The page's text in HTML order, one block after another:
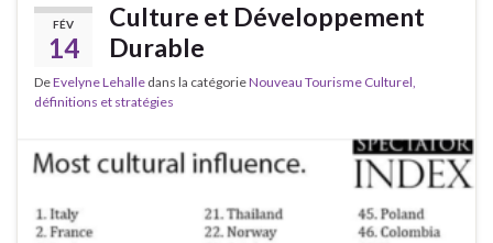
FÉV
14
Culture et Développement
Durable
DeEvelyne Lehalle dans la catégorieNouveau Tourisme Culturel,
définitions et stratégies